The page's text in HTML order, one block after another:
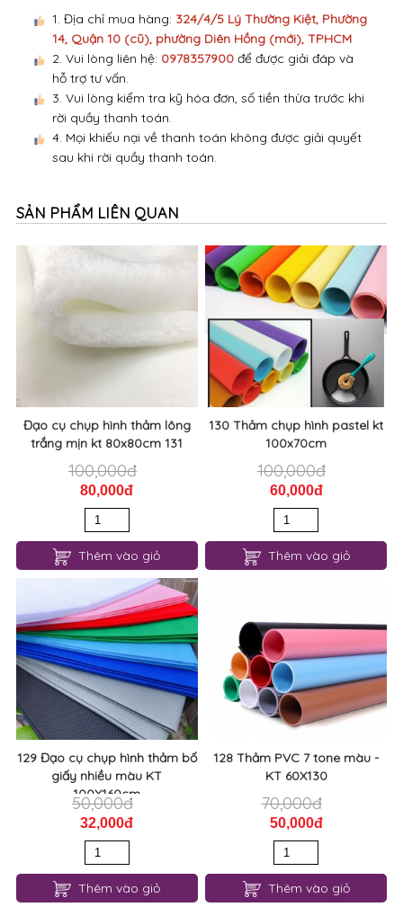
1. Địa chỉ mua hàng: 324/4/5 Lý Thường Kiệt, Phường
14, Quận 10 (cũ), phường Diên Hồng (mới), TPHCM
2. Vui lòng liên hệ: 0978357900để được giải đáp và
hỗ trợ tư vấn.
3. Vui lòng kiểm tra kỹ hóa đơn, số tiền thừa trước khi
rời quầy thanh toán.
4. Mọi khiếu nại về thanh toán không được giải quyết
sau khi rời quầy thanh toán.
SẢN PHẨM LIÊN QUAN
Đạo cụ chụp hình thảm lông
trắng mịn kt 80x80cm 131
100,000đ
80,000đ
Thêm vào giỏ
130 Thảm chụp hình pastel kt
100x70cm
100,000đ
60,000đ
Thêm vào giỏ
129 Đạo cụ chụp hình thảm bố
giấy nhiều màu KT
100X160cm
50,000đ
32,000đ
Thêm vào giỏ
128 Thảm PVC 7 tone màu -
KT 60X130
70,000đ
50,000đ
Thêm vào giỏ